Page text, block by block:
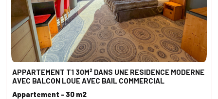
APPARTEMENT T1 30M² DANS UNE RESIDENCE MODERNE
AVEC BALCON LOUE AVEC BAIL COMMERCIAL
Appartement - 30 m2